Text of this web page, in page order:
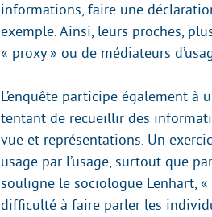
informations, faire une
exemple. Ainsi, leurs proches,
« proxy » ou de médiateurs
L’enquête participe également à
tentant de recueillir des
vue et représentations. Un
usage par l’usage, surtout que
souligne le sociologue Lenhart,
difficulté à faire parler les